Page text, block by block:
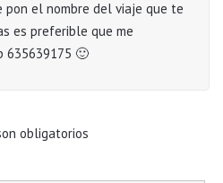
pon el nombre del viaje que te
es preferible que me
635639175 🙂
obligatorios